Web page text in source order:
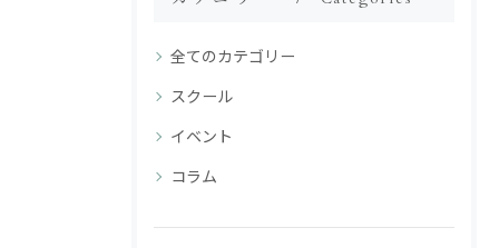
全てのカテゴリー
スクール
イベント
コラム